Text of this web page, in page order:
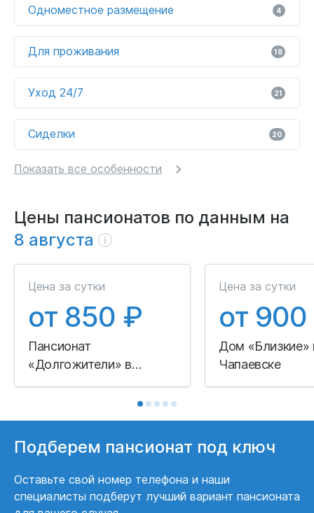
Одноместное размещение 4
Для проживания 18
Уход 24/7 21
Сиделки 20
Показать все особенности
Цены пансионатов по данным на
8 августа
i
Цена за сутки
от 850 ₽
Пансионат
«Долгожители» в
Самаре
Цена за сутки
от
Дом «Близкие»
Чапаевске
Подберем пансионат под ключ
Оставьте свой номер телефона и наши
специалисты подберут лучший вариант пансионата